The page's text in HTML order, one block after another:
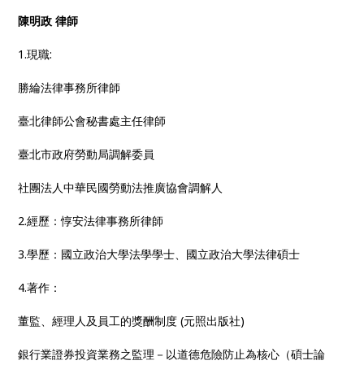
陳明政 律師
1.現職:
勝綸法律事務所律師
臺北律師公會秘書處主任律師
臺北市政府勞動局調解委員
社團法人中華民國勞動法推廣協會調解人
2.經歷：惇安法律事務所律師
3.學歷：國立政治大學法學學士、國立政治大學法律碩士
4.著作：
董監、經理人及員工的獎酬制度 (元照出版社)
銀行業證券投資業務之監理－以道德危險防止為核心（碩士論